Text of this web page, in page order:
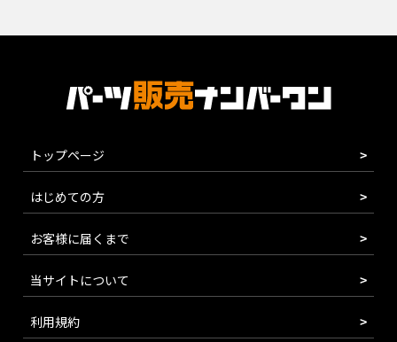
トップページ
はじめての方
お客様に届くまで
当サイトについて
利用規約